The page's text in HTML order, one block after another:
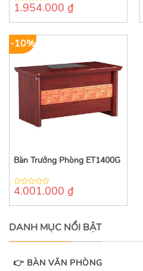
0
of
1.954.000 ₫
-10%
Bàn Trưởng Phòng ET1400G
0
of
4.001.000 ₫
DANH MỤC NỔI BẬT
👉 BÀN VĂN PHÒNG